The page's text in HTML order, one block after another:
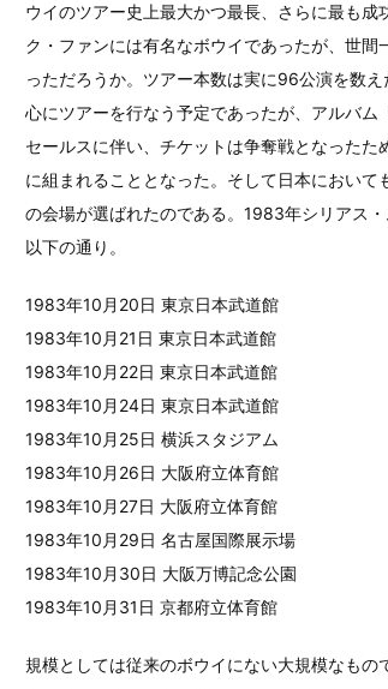
ウイのツアー史上最大かつ最長、さらに最も
ク・ファンには有名なボウイであったが、世
っただろうか。ツアー本数は実に96公演を数
心にツアーを行なう予定であったが、アルバ
セールスに伴い、チケットは争奪戦となった
に組まれることとなった。そして日本におい
の会場が選ばれたのである。1983年シリアス
以下の通り。
1983年10月20日 東京日本武道館
1983年10月21日 東京日本武道館
1983年10月22日 東京日本武道館
1983年10月24日 東京日本武道館
1983年10月25日 横浜スタジアム
1983年10月26日 大阪府立体育館
1983年10月27日 大阪府立体育館
1983年10月29日 名古屋国際展示場
1983年10月30日 大阪万博記念公園
1983年10月31日 京都府立体育館
規模としては従来のボウイにない大規模なも